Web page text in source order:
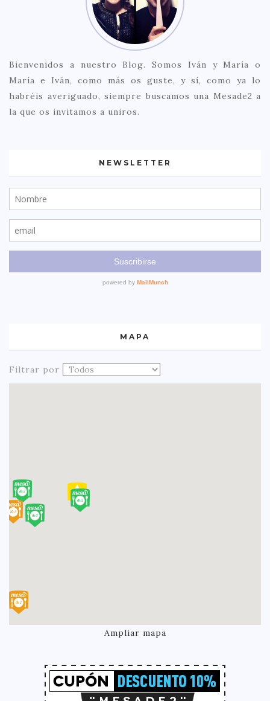
Bienvenidos a nuestro Blog. Somos Iván y María o
María e Iván, como más os guste, y sí, como ya lo
habréis averiguado, siempre buscamos una Mesade2 a
la que os invitamos a uniros.
NEWSLETTER
MAPA
Filtrar por
Ampliar mapa